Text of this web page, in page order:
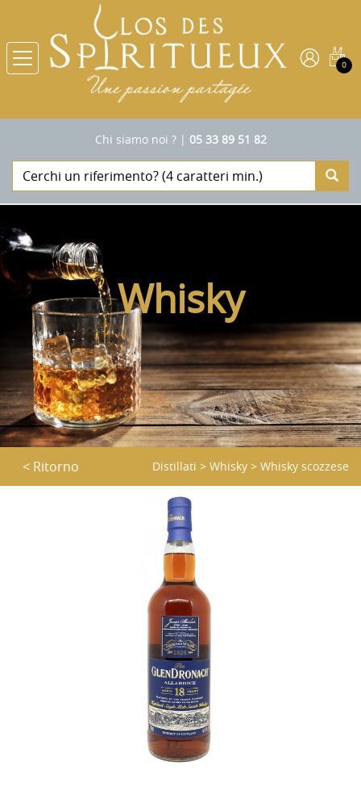
0
Chi siamo noi ?| 05 33 89 51 82
Whisky
< Ritorno Distillati > Whisky > Whisky scozzese